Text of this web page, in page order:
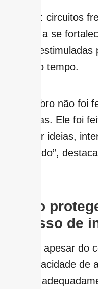
Ou seja: circuitos
tendem a se
menos
longo do tempo.
“O cérebro não foi
respostas. Ele foi
conectar ideias,
significado”,
Como
excesso de
Por fim, apesar do
alta capacidade de
quando